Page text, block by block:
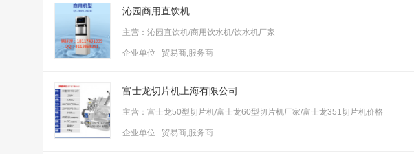
沁园商用直饮机
主营：沁园直饮机/商用饮水机/饮水机厂家
企业单位 贸易商,服务商
富士龙切片机上海有限公司
主营：富士龙50型切片机/富士龙60型切片机厂家/富士龙351切片机价格
企业单位 贸易商,服务商